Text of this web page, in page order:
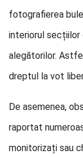
fotografierea
interiorul secțiilor
alegătorilor.
dreptul la vot
De asemenea,
raportat
monitorizați sau